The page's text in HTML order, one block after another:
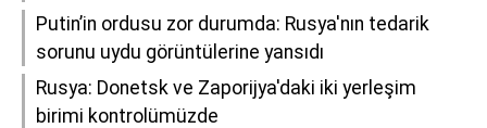
Putin’in ordusu zor durumda: Rusya'nın tedarik
sorunu uydu görüntülerine yansıdı
Rusya: Donetsk ve Zaporijya'daki iki yerleşim
birimi kontrolümüzde